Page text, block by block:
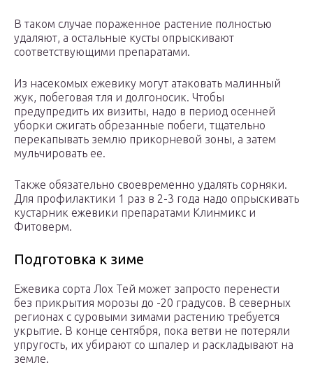
В таком случае пораженное растение полностью
удаляют, а остальные кусты опрыскивают
соответствующими препаратами.
Из насекомых ежевику могут атаковать малинный
жук, побеговая тля и долгоносик. Чтобы
предупредить их визиты, надо в период осенней
уборки сжигать обрезанные побеги, тщательно
перекапывать землю прикорневой зоны, а затем
мульчировать ее.
Также обязательно своевременно удалять сорняки.
Для профилактики 1 раз в 2-3 года надо опрыскивать
кустарник ежевики препаратами Клинмикс и
Фитоверм.
Подготовка к зиме
Ежевика сорта Лох Тей может запросто перенести
без прикрытия морозы до -20 градусов. В северных
регионах с суровыми зимами растению требуется
укрытие. В конце сентября, пока ветви не потеряли
упругость, их убирают со шпалер и раскладывают на
земле.